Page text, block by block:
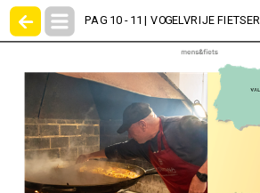
PAG 10 - 11 | VOGELVRIJE FIETSER